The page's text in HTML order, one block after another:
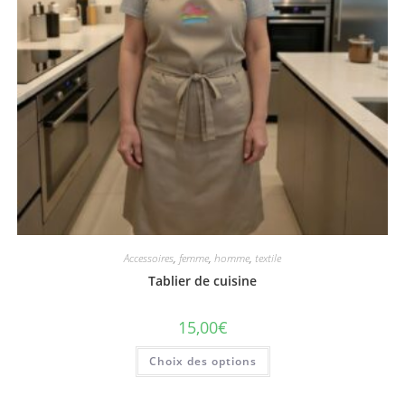
Accessoires, femme, homme, textile
Tablier de cuisine
15,00€
Choix des options
Ce
a